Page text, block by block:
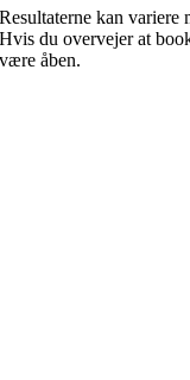
Resultaterne kan variere
Hvis du overvejer at
være åben.